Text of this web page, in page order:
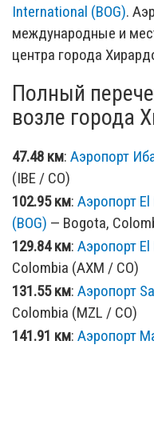
International (BOG).
международные и
центра города
Полный
возле города
47.48 км: Аэропорт
(IBE / CO)
102.95 км: Аэропорт
(BOG) — Bogota,
129.84 км: Аэропорт El
Colombia (AXM / CO)
131.55 км: Аэропорт
Colombia (MZL / CO)
141.91 км: Аэропорт